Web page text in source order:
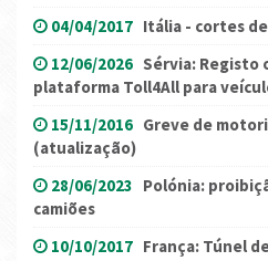
04/04/2017 Itália - cortes
12/06/2026 Sérvia: Registo
plataforma Toll4All para
15/11/2016 Greve de
(atualização)
28/06/2023 Polónia:
camiões
10/10/2017 França: Túnel